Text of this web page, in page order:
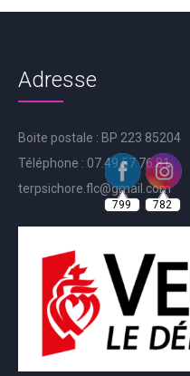
Adresse
Boite postale : BP 223 85204
Téléphone : 07.49.57.76.81
terpsichore.flc@gmail.com
799 782